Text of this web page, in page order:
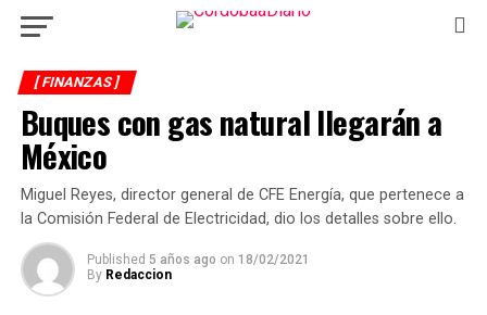
[ FINANZAS ]
Buques con gas natural llegarán a
México
Miguel Reyes, director general de CFE Energía, que pertenece a
la Comisión Federal de Electricidad, dio los detalles sobre ello.
Published 5 años ago on 18/02/2021
By Redaccion